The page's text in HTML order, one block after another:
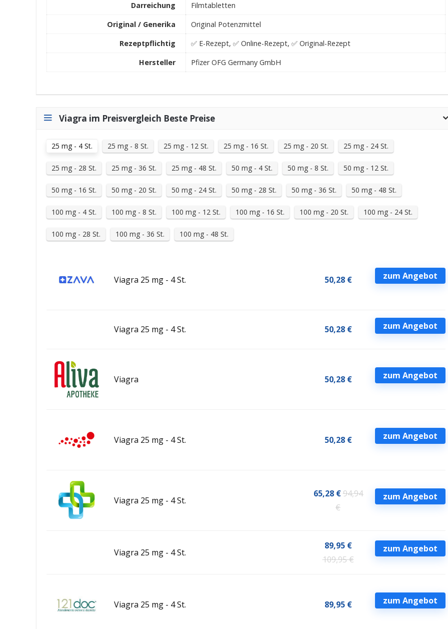
Darreichung
Filmtabletten
Original / Generika
Original Potenzmittel
Rezeptpflichtig
✅ E-Rezept, ✅ Online-Rezept, ✅ Original-Rezept
Hersteller
Pfizer OFG Germany GmbH
Viagra im Preisvergleich Beste Preise
25 mg - 4 St. 25 mg - 8 St. 25 mg - 12 St. 25 mg - 16 St. 25 mg - 20 St. 25 mg - 24 St.
25 mg - 28 St. 25 mg - 36 St. 25 mg - 48 St. 50 mg - 4 St. 50 mg - 8 St. 50 mg - 12 St.
50 mg - 16 St. 50 mg - 20 St. 50 mg - 24 St. 50 mg - 28 St. 50 mg - 36 St. 50 mg - 48 St.
100 mg - 4 St. 100 mg - 8 St. 100 mg - 12 St. 100 mg - 16 St. 100 mg - 20 St. 100 mg - 24 St.
100 mg - 28 St. 100 mg - 36 St. 100 mg - 48 St.
Viagra 25 mg - 4 St. 50,28 € zum Angebot
Viagra 25 mg - 4 St. 50,28 € zum Angebot
Viagra 50,28 € zum Angebot
Viagra 25 mg - 4 St. 50,28 € zum Angebot
Viagra 25 mg - 4 St.
65,28 €94,94
€
zum Angebot
Viagra 25 mg - 4 St.
89,95 €
109,95 €
zum Angebot
Viagra 25 mg - 4 St. 89,95 € zum Angebot